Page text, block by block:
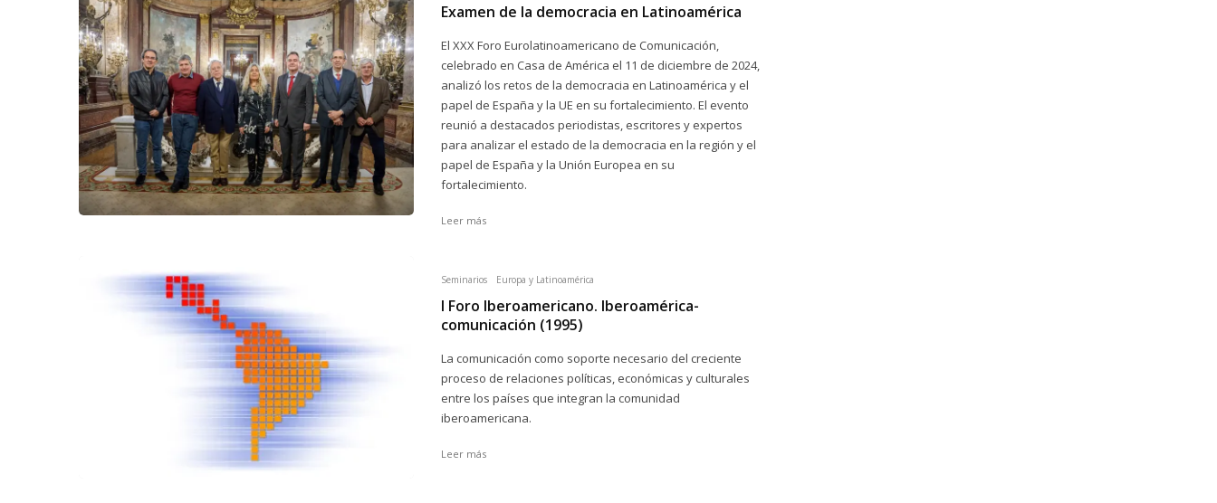
Examen de la democracia en Latinoamérica
El XXX Foro Eurolatinoamericano de Comunicación,
celebrado en Casa de América el 11 de diciembre de 2024,
analizó los retos de la democracia en Latinoamérica y el
papel de España y la UE en su fortalecimiento. El evento
reunió a destacados periodistas, escritores y expertos
para analizar el estado de la democracia en la región y el
papel de España y la Unión Europea en su
fortalecimiento.
Leer más
Seminarios Europa y Latinoamérica
I Foro Iberoamericano. Iberoamérica-
comunicación (1995)
La comunicación como soporte necesario del creciente
proceso de relaciones políticas, económicas y culturales
entre los países que integran la comunidad
iberoamericana.
Leer más